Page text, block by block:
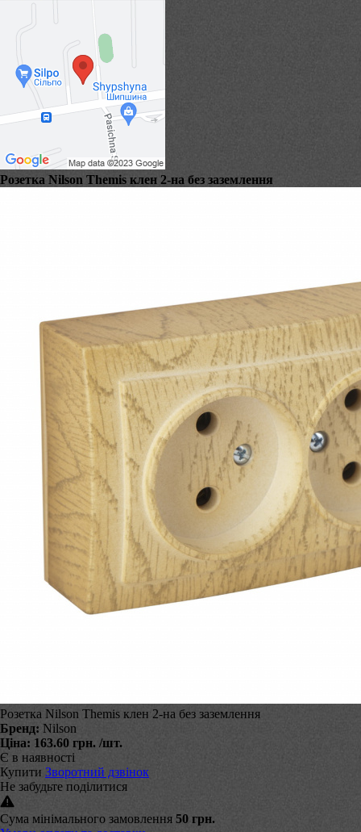
Розетка Nilson Themis клен 2-на без заземлення
Розетка Nilson Themis клен 2-на без заземлення
Бренд: Nilson
Ціна: 163.60 грн. /шт.
Є в наявності
Купити Зворотний дзвінок
Не забудьте поділитися
Сума мінімального замовлення 50 грн.